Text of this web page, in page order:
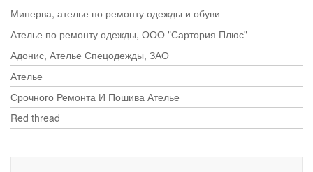
Минерва, ателье по ремонту одежды и обуви
Ателье по ремонту одежды, ООО "Сартория Плюс"
Адонис, Ателье Спецодежды, ЗАО
Ателье
Срочного Ремонта И Пошива Ателье
Red thread